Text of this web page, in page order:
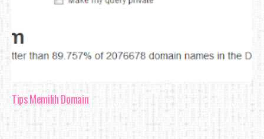
Tips Memilih Domain